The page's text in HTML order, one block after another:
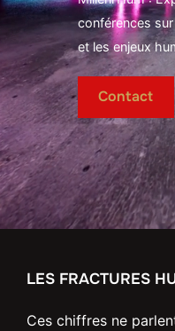
conférences sur
et les enjeux
Contact
LES FRACTURES
Ces chiffres ne